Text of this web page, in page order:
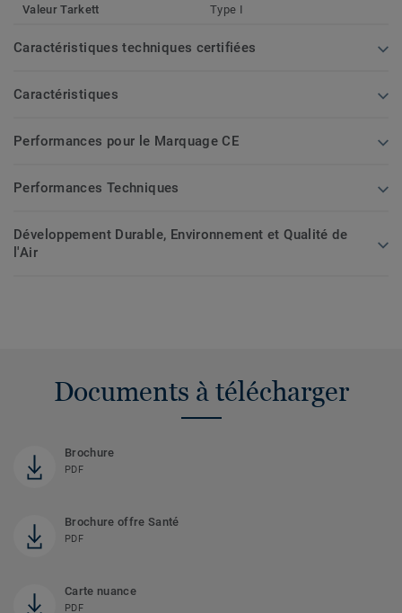
Valeur Tarkett Type I
Caractéristiques techniques certifiées
Caractéristiques
Performances pour le Marquage CE
Performances Techniques
Développement Durable, Environnement et Qualité de
l'Air
Documents à télécharger
Brochure
PDF
Brochure offre Santé
PDF
Carte nuance
PDF